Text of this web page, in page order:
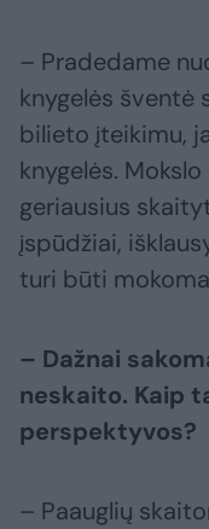
– Pradedame
knygelės šventė
bilieto įteikimu,
knygelės.
geriausius
įspūdžiai,
turi būti
– Dažnai
neskaito. Kaip
perspektyvos?
– Paauglių